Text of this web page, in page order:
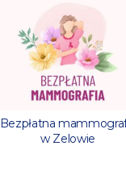
Bezpłatna
w Zelowie